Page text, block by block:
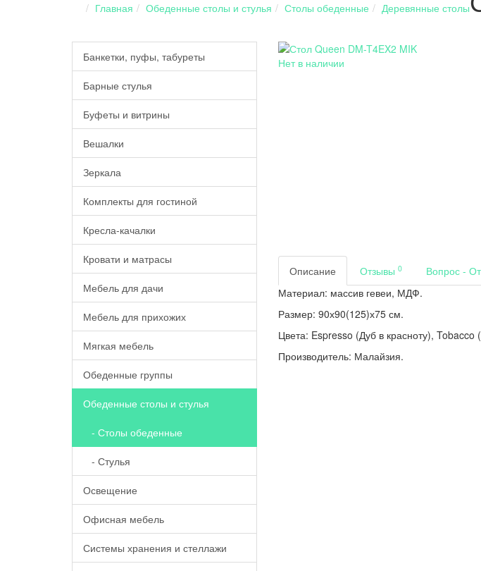
Главная Обеденные столы и стулья Столы обеденные Деревянные столы
Банкетки, пуфы, табуреты
Барные стулья
Буфеты и витрины
Вешалки
Зеркала
Комплекты для гостиной
Кресла-качалки
Кровати и матрасы
Мебель для дачи
Мебель для прихожих
Мягкая мебель
Обеденные группы
Обеденные столы и стулья
- Столы обеденные
- Стулья
Освещение
Офисная мебель
Системы хранения и стеллажи
Нет в наличии
Описание Отзывы 0 Вопрос -
Материал: массив гевеи, МДФ.
Размер: 90х90(125)х75 см.
Цвета: Espresso (Дуб в красноту),
Производитель: Малайзия.